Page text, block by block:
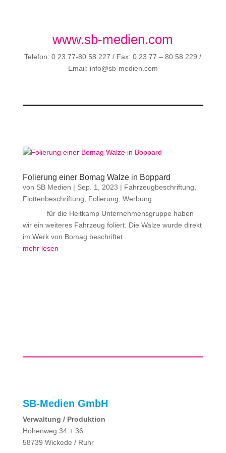
www.sb-medien.com
Telefon: 0 23 77-80 58 227 / Fax: 0 23 77 – 80 58 229 /
Email: info@sb-medien.com
Folierung einer Bomag Walze in Boppard
von SB Medien | Sep. 1, 2023 | Fahrzeugbeschriftung
Flottenbeschriftung
Folierung Werbung
für die Heitkamp Unternehmensgruppe haben
wir ein weiteres Fahrzeug foliert. Die Walze wurde direkt
im Werk von Bomag beschriftet
mehr lesen
SB-Medien GmbH
Verwaltung / Produktion
Höhenweg 34 + 36
58739 Wickede / Ruhr